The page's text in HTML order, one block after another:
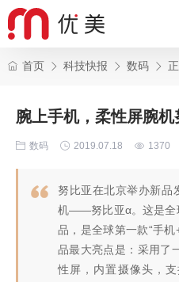
首页 科技快报 数码
腕上手机，柔性屏腕
数码 2019.07.18 1370
努比亚在北京举办新品
机——努比亚α。这是全
品，是全球第一款“手
品最大亮点是：采用了
性屏，内置摄像头，